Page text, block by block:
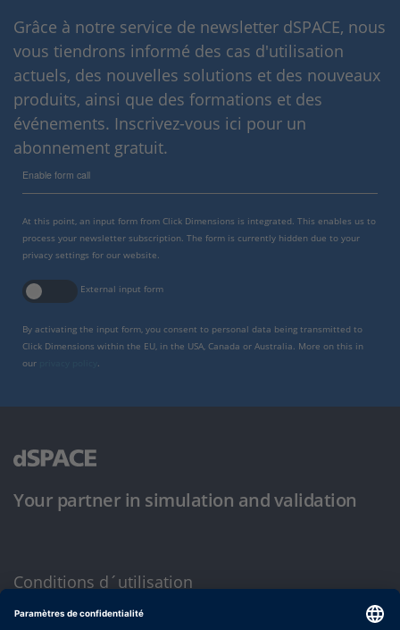
Grâce à notre service de newsletter dSPACE, nous
vous tiendrons informé des cas d'utilisation
actuels, des nouvelles solutions et des nouveaux
produits, ainsi que des formations et des
événements. Inscrivez-vous ici pour un
abonnement gratuit.
Enable form call
At this point, an input form from Click Dimensions is integrated. This enables us to
process your newsletter subscription. The form is currently hidden due to your
privacy settings for our website.
External input form
By activating the input form, you consent to personal data being transmitted to
Click Dimensions within the EU, in the USA, Canada or Australia. More on this in
our
Your partner in simulation and validation
Conditions d´utilisation
Politique de confidentialité